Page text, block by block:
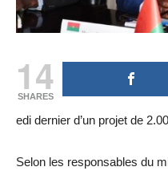
14
SHARES
edi dernier d’un projet de
Selon les responsables du